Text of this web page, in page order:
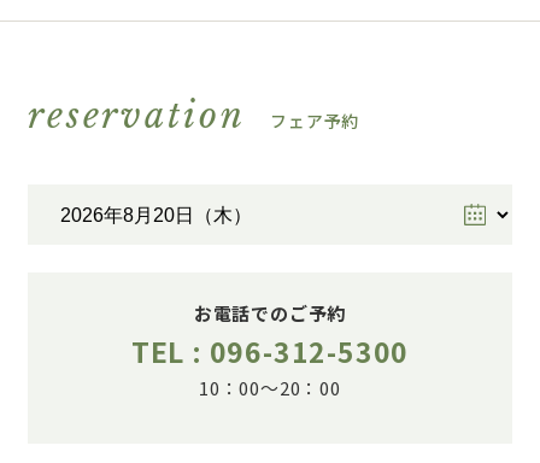
reservation フェア予約
お電話でのご予約
TEL : 096-312-5300
10：00～20：00